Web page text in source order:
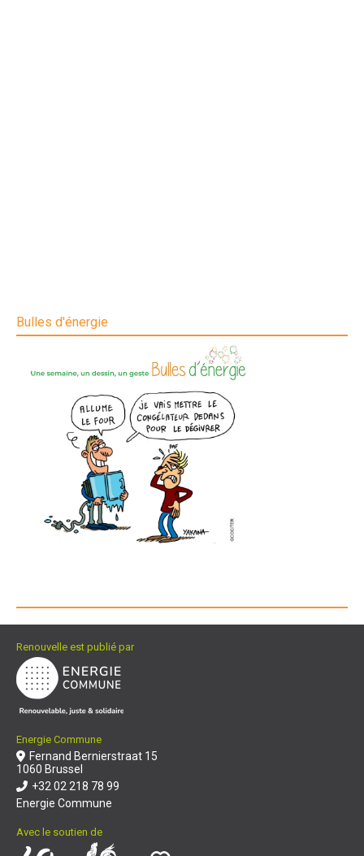
Bulles d'énergie
Renouvelle est publié par
Energie Commune
Fernand Bernierstraat 15
1060 Brussel
+32 02 218 78 99
Energie Commune
Avec le soutien de